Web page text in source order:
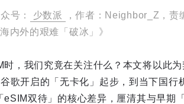
号： 少数派
，作者：Neighbor_Z，责
内外的艰难「破冰」》
时，我们究竟在关注什么？本文将以此
歌开启的「无卡化」起步，到当下国
eSIM双待」的核心差异，厘清其与早期